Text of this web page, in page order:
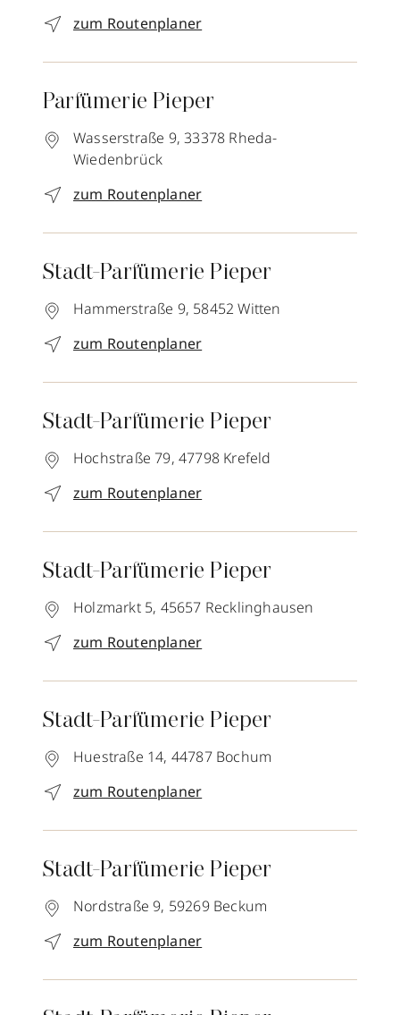
zum Routenplaner
Parfümerie Pieper
Wasserstraße 9, 33378 Rheda-
Wiedenbrück
zum Routenplaner
Stadt-Parfümerie Pieper
Hammerstraße 9, 58452 Witten
zum Routenplaner
Stadt-Parfümerie Pieper
Hochstraße 79, 47798 Krefeld
zum Routenplaner
Stadt-Parfümerie Pieper
Holzmarkt 5, 45657 Recklinghausen
zum Routenplaner
Stadt-Parfümerie Pieper
Huestraße 14, 44787 Bochum
zum Routenplaner
Stadt-Parfümerie Pieper
Nordstraße 9, 59269 Beckum
zum Routenplaner